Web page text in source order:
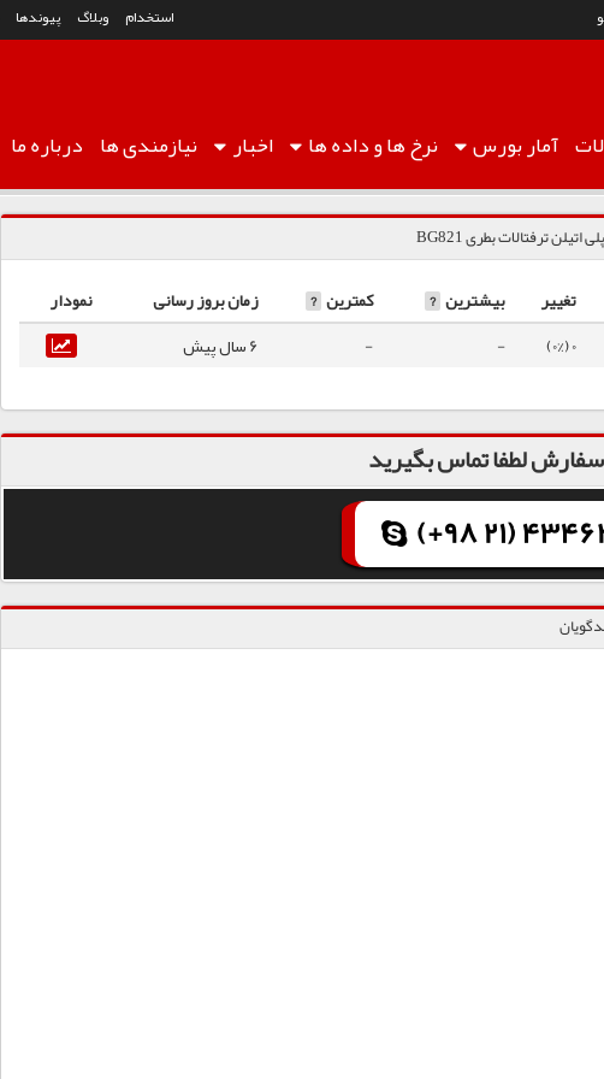
استخدام وبلاگ پیوندها
آماربورس نرخ هاو داده ها اخبار نیازمندی ها درباره ما
پلی اتیلن ترفتالات بطری BG821
تغییر بیشترین ? کمترین ? زمان بروز رسانی
نمودار
0 (0%)
-
- 6 سال پیش
لطفا تماس بگیرید
(+98 21)